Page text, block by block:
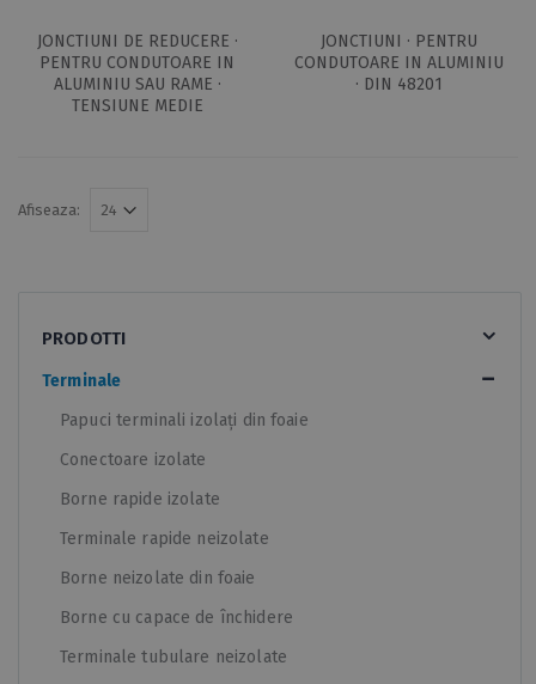
JONCTIUNI DE REDUCERE ·
PENTRU CONDUTOARE IN
ALUMINIU SAU RAME ·
TENSIUNE MEDIE
JONCTIUNI · PENTRU
CONDUTOARE IN ALUMINIU
· DIN 48201
Afiseaza:
PRODOTTI
Terminale
Papuci terminali izolați din foaie
Conectoare izolate
Borne rapide izolate
Terminale rapide neizolate
Borne neizolate din foaie
Borne cu capace de închidere
Terminale tubulare neizolate